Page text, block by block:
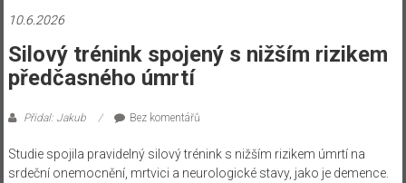
10.6.2026
Silový trénink spojený s nižším rizikem
předčasného úmrtí
Přidal: Jakub Bez komentářů
Studie spojila pravidelný silový trénink s nižším rizikem úmrtí na
srdeční onemocnění, mrtvici a neurologické stavy, jako je demence.